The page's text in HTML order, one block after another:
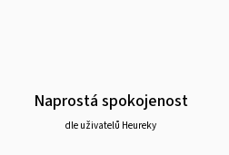
Naprostá spokojenost
dle uživatelů Heureky